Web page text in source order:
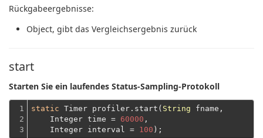
Rückgabeergebnisse:
Object, gibt das Vergleichsergebnis zurück
start
Starten Sie ein laufendes Status-Sampling-Protokoll
1
2
3
static Timer profiler.start( String fname,
    Integer time =
60000 ,
    Integer interval =
100